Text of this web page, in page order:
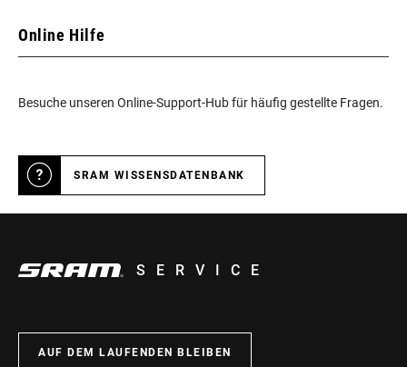
Online Hilfe
Besuche unseren Online-Support-Hub für häufig gestellte Fragen.
SRAM WISSENSDATENBANK
SERVICE
AUF DEM LAUFENDEN BLEIBEN